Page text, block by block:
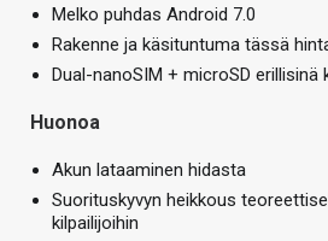
Melko puhdas Android 7.0
Rakenne ja käsituntuma tässä
Dual-nanoSIM + microSD erillisinä
Huonoa
Akun lataaminen hidasta
Suorituskyvyn heikkous
kilpailijoihin